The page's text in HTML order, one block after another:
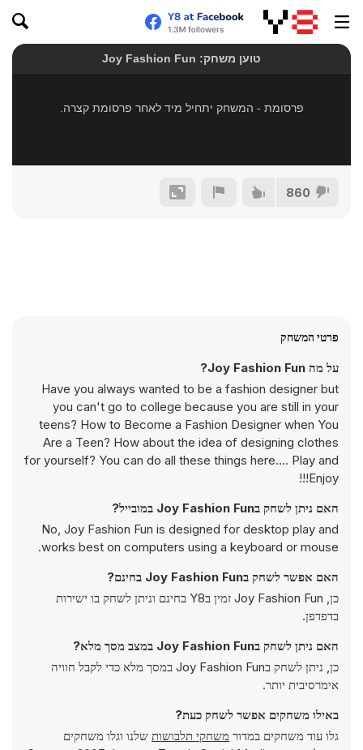
860
פרטי המשחק
על מה Joy Fashion Fun?
Have you always wanted to be a fashion designer but
you can't go to college because you are still in your
teens? How to Become a Fashion Designer when You
Are a Teen? How about the idea of designing clothes
for yourself? You can do all these things here.... Play and
Enjoy!!!
האם ניתן לשחק בJoy Fashion Fun במובייל?
No, Joy Fashion Fun is designed for desktop play and
works best on computers using a keyboard or mouse.
האם אפשר לשחק בJoy Fashion Fun בחינם?
כן, Joy Fashion Fun זמין בY8 בחינם וניתן לשחק בו ישירות
בדפדפן.
האם ניתן לשחק בJoy Fashion Fun במצב מסך מלא?
כן, ניתן לשחק בJoy Fashion Fun במסך מלא כדי לקבל חוויה
אימרסיבית יותר.
באילו משחקים אפשר לשחק כעת?
גלו עוד משחקים במדור משחקי תלבושות שלנו וגלו משחקים